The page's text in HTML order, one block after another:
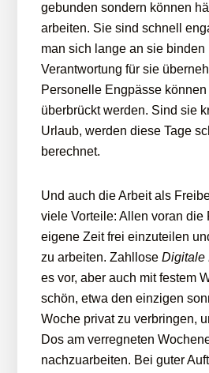
gebunden sondern können
arbeiten. Sie sind schnell
man sich lange an sie binden
Verantwortung für sie
Personelle Engpässe
überbrückt werden. Sind sie
Urlaub, werden diese Tage
berechnet.
Und auch die Arbeit als
viele Vorteile: Allen voran die
eigene Zeit frei einzuteilen
zu arbeiten. ZahlloseDigitale
es vor, aber auch mit festem
schön, etwa den einzigen
Woche privat zu verbringen,
Dos am verregneten
nachzuarbeiten. Bei guter